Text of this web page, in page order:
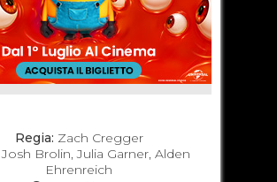
Regia: Zach Cregger
Josh Brolin, Julia Garner, Alden
Ehrenreich